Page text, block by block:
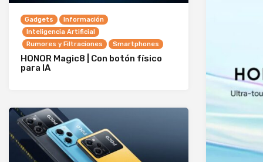
Gadgets
Información
Inteligencia Artificial
Rumores y Filtraciones
Smartphones
HONOR Magic8 | Con botón físico
para IA